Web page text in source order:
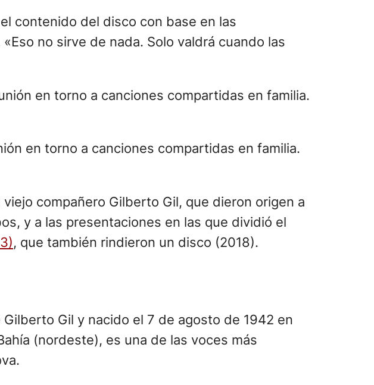
contenido del disco con base en las
no sirve de nada. Solo valdrá cuando las
en torno a canciones compartidas en familia.
compañero Gilberto Gil, que dieron origen a
y a las presentaciones en las que dividió el
, que también rindieron un disco (2018).
Gilberto Gil y nacido el 7 de agosto de 1942 en
(nordeste), es una de las voces más